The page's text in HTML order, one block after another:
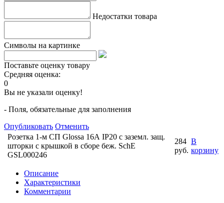
Недостатки товара
Символы на картинке
Поставьте оценку товару
Средняя оценка:
0
Вы не указали оценку!
- Поля, обязательные для заполнения
Опубликовать Отменить
Розетка 1-м СП Glossa 16А IP20 с заземл. защ.
шторки с крышкой в сборе беж. SchE
GSL000246
284
руб.
В
корзину
Описание
Характеристики
Комментарии